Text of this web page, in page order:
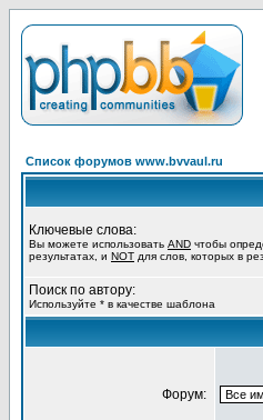
Список форумов www.bvvaul.ru
Ключевые слова:
Вы можете использовать AND чтобы
результатах, и NOT для слов, которых в
Поиск по автору:
Используйте * в качестве шаблона
Форум: